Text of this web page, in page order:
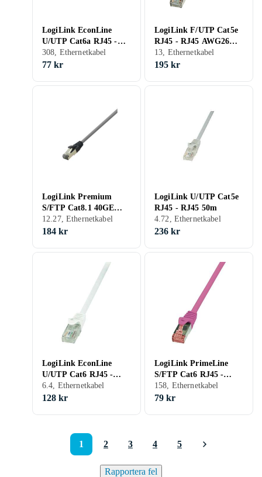
LogiLink EconLine
U/UTP Cat6a RJ45 -
RJ45 0,25m
308, Ethernetkabel
77 kr
LogiLink F/UTP Cat5e
RJ45 - RJ45 AWG26
15m
13, Ethernetkabel
195 kr
LogiLink Premium
S/FTP Cat8.1 40GE
RJ45 - RJ45 15m
12.27, Ethernetkabel
184 kr
LogiLink U/UTP Cat5e
RJ45 - RJ45 50m
4.72, Ethernetkabel
236 kr
LogiLink EconLine
U/UTP Cat6 RJ45 -
RJ45 20m
6.4, Ethernetkabel
128 kr
LogiLink PrimeLine
S/FTP Cat6 RJ45 -
RJ45 LSZH 0,5m
158, Ethernetkabel
79 kr
1 2 3 4 5
Rapportera fel